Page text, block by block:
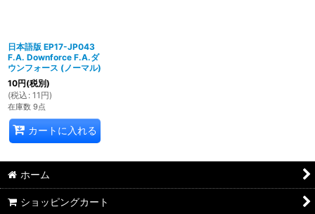
日本語版 EP17-JP043
F.A. Downforce F.A.ダ
ウンフォース (ノーマル)
10円(税別)
(税込 : 11 円)
在庫数 9点
カートに入れる
ホーム
ショッピングカート